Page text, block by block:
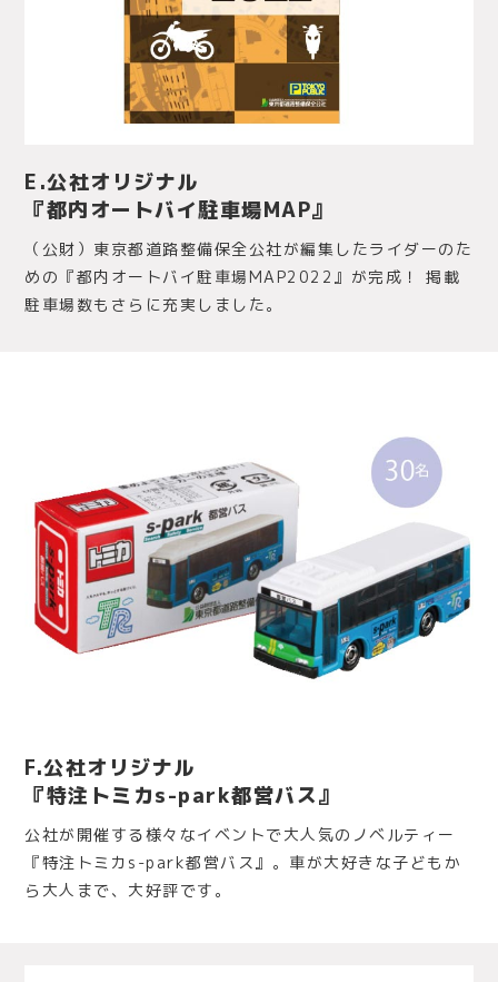
E.公社オリジナル
『都内オートバイ駐車場MAP』
（公財）東京都道路整備保全公社が編集したライダーのた
めの『都内オートバイ駐車場MAP2022』が完成！ 掲載
駐車場数もさらに充実しました。
F.公社オリジナル
『特注トミカs-park都営バス』
公社が開催する様々なイベントで大人気のノベルティー
『特注トミカs-park都営バス』。車が大好きな子どもか
ら大人まで、大好評です。